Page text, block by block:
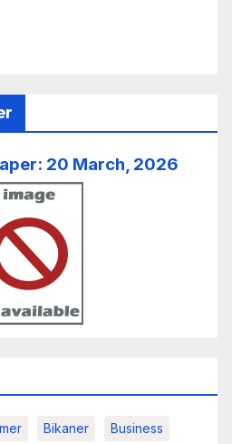
20 March, 2026
Bikaner Business